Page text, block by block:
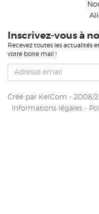
Inscrivez-vous à
Recevez toutes les actualités
votre boite mail !
Créé par KelCom - 2008/
Informations légales-